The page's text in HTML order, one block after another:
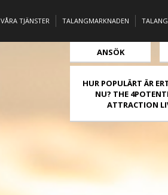
VÅRA TJÄNSTER TALANGMARKNADEN
ANSÖK
HUR POPULÄRT ÄR
NU? THE
ATTRACTION